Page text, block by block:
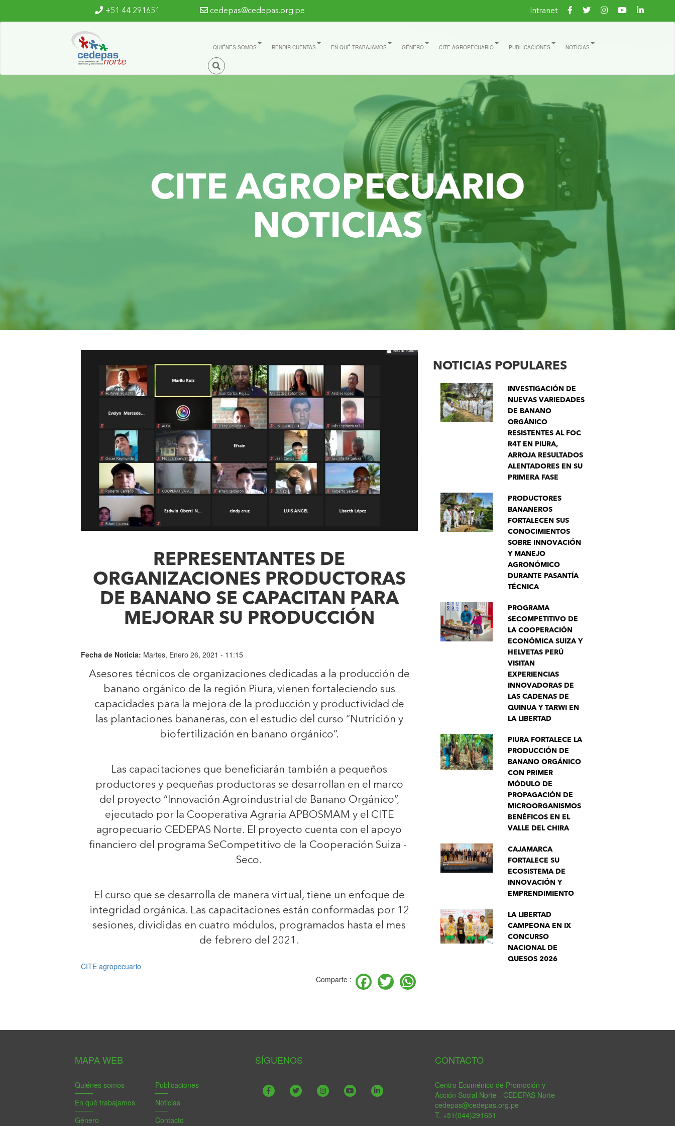
+51 44 291651 cedepas@cedepas.org.pe Intranet
QUIÉNES SOMOS RENDIR CUENTAS EN QUÉ TRABAJAMOS GÉNERO CITE AGROPECUARIO PUBLICACIONES NOTICIAS
CITE AGROPECUARIO
NOTICIAS
REPRESENTANTES DE
ORGANIZACIONES PRODUCTORAS
DE BANANO SE CAPACITAN PARA
MEJORAR SU PRODUCCIÓN
Fecha de Noticia: Martes, Enero 26, 2021 - 11:15
Asesores técnicos de organizaciones dedicadas a la producción de
banano orgánico de la región Piura, vienen fortaleciendo sus
capacidades para la mejora de la producción y productividad de
las plantaciones bananeras, con el estudio del curso “Nutrición y
biofertilización en banano orgánico”.
Las capacitaciones que beneficiarán también a pequeños
productores y pequeñas productoras se desarrollan en el marco
del proyecto “Innovación Agroindustrial de Banano Orgánico”,
ejecutado por la Cooperativa Agraria APBOSMAM y el CITE
agropecuario CEDEPAS Norte. El proyecto cuenta con el apoyo
financiero del programa SeCompetitivo de la Cooperación Suiza -
Seco.
El curso que se desarrolla de manera virtual, tiene un enfoque de
integridad orgánica. Las capacitaciones están conformadas por 12
sesiones, divididas en cuatro módulos, programados hasta el mes
de febrero del 2021.
CITE agropecuario
Comparte :
Facebook
Twitter
NOTICIAS POPULARES
INVESTIGACIÓN DE
NUEVAS VARIEDADES
DE BANANO
ORGÁNICO
RESISTENTES AL FOC
R4T EN PIURA,
ARROJA RESULTADOS
ALENTADORES EN SU
PRIMERA FASE
PRODUCTORES
BANANEROS
FORTALECEN SUS
CONOCIMIENTOS
SOBRE INNOVACIÓN
Y MANEJO
AGRONÓMICO
DURANTE PASANTÍA
TÉCNICA
PROGRAMA
SECOMPETITIVO DE
LA COOPERACIÓN
ECONÓMICA SUIZA Y
HELVETAS PERÚ
VISITAN
EXPERIENCIAS
INNOVADORAS DE
LAS CADENAS DE
QUINUA Y TARWI EN
LA LIBERTAD
PIURA FORTALECE LA
PRODUCCIÓN DE
BANANO ORGÁNICO
CON PRIMER
MÓDULO DE
PROPAGACIÓN DE
MICROORGANISMOS
BENÉFICOS EN EL
VALLE DEL CHIRA
CAJAMARCA
FORTALECE SU
ECOSISTEMA DE
INNOVACIÓN Y
EMPRENDIMIENTO
LA LIBERTAD
CAMPEONA EN IX
CONCURSO
NACIONAL DE
QUESOS 2026
MAPA WEB
Quiénes somos
En qué trabajamos
Género
Publicaciones
Noticias
Contacto
SÍGUENOS CONTACTO
Centro Ecuménico de Promoción y
Acción Social Norte - CEDEPAS Norte
cedepas@cedepas.org.pe
T. +51(044)291651